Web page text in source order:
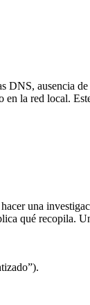
ausencia
la red local.
una
qué recopila.